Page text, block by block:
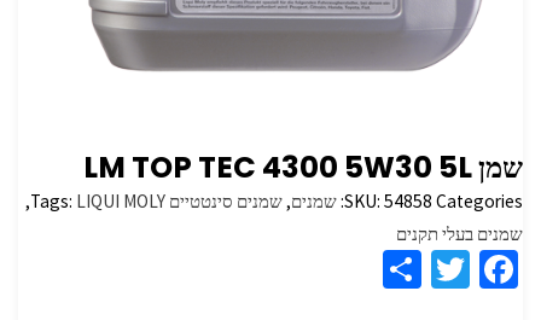
שמן LM TOP TEC 4300 5W30 5L
SKU: 54858 Categories: שמנים,שמנים סינטטיים Tags: LIQUI MOLY
,
שמנים בעלי תקנים
Fa
T